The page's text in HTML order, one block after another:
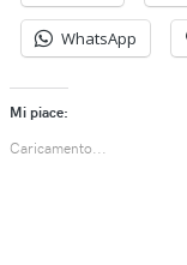
WhatsApp
Mi piace:
Caricamento...